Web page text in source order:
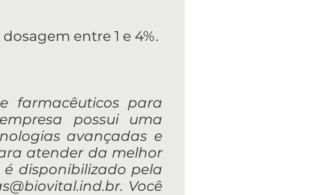
entre 1 e 4%.
farmacêuticos para
possui uma
avançadas e
atender da melhor
é disponibilizado pela
. Você